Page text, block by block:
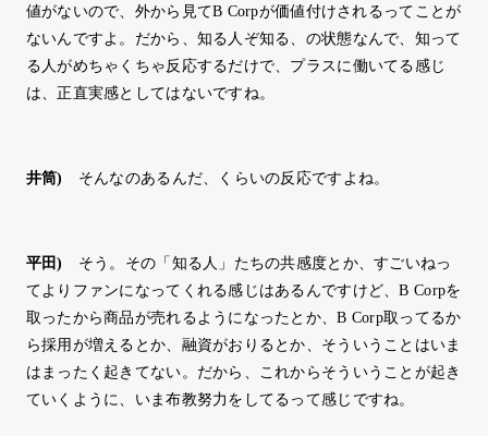
値がないので、外から見てB Corpが価値付けされるってことが
ないんですよ。だから、知る人ぞ知る、の状態なんで、知って
る人がめちゃくちゃ反応するだけで、プラスに働いてる感じ
は、正直実感としてはないですね。
井筒) そんなのあるんだ、くらいの反応ですよね。
平田)
そう。その「知る人」たちの共感度とか、すごいねっ
てよりファンになってくれる感じはあるんですけど、B Corpを
取ったから商品が売れるようになったとか、B Corp取ってるか
ら採用が増えるとか、融資がおりるとか、そういうことはいま
はまったく起きてない。だから、これからそういうことが起き
ていくように、いま布教努力をしてるって感じですね。